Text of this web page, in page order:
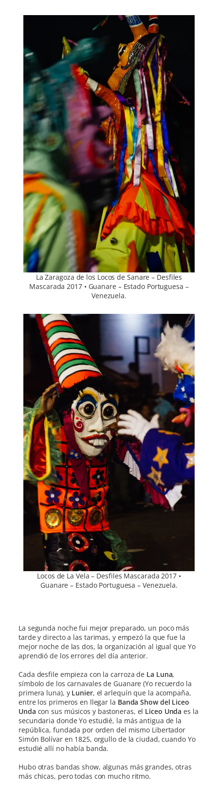
La Zaragoza de los Locos de Sanare – Desfiles
Mascarada 2017 • Guanare – Estado Portuguesa –
Venezuela.
Locos de La Vela – Desfiles Mascarada 2017 •
Guanare – Estado Portuguesa – Venezuela.
La segunda noche fui mejor preparado, un poco más
tarde y directo a las tarimas, y empezó la que fue la
mejor noche de las dos, la organización al igual que Yo
aprendió de los errores del día anterior.
Cada desfile empieza con la carroza de La Luna,
símbolo de los carnavales de Guanare (Yo recuerdo la
primera luna), yLunier, el arlequín que la acompaña,
entre los primeros en llegar la Banda Show del Liceo
Unda con sus músicos y bastoneras, el Liceo Unda es la
secundaria donde Yo estudié, la más antigua de la
república, fundada por orden del mismo Libertador
Simón Bolívar en 1825, orgullo de la ciudad, cuando Yo
estudié allí no había banda.
Hubo otras bandas show, algunas más grandes, otras
más chicas, pero todas con mucho ritmo.